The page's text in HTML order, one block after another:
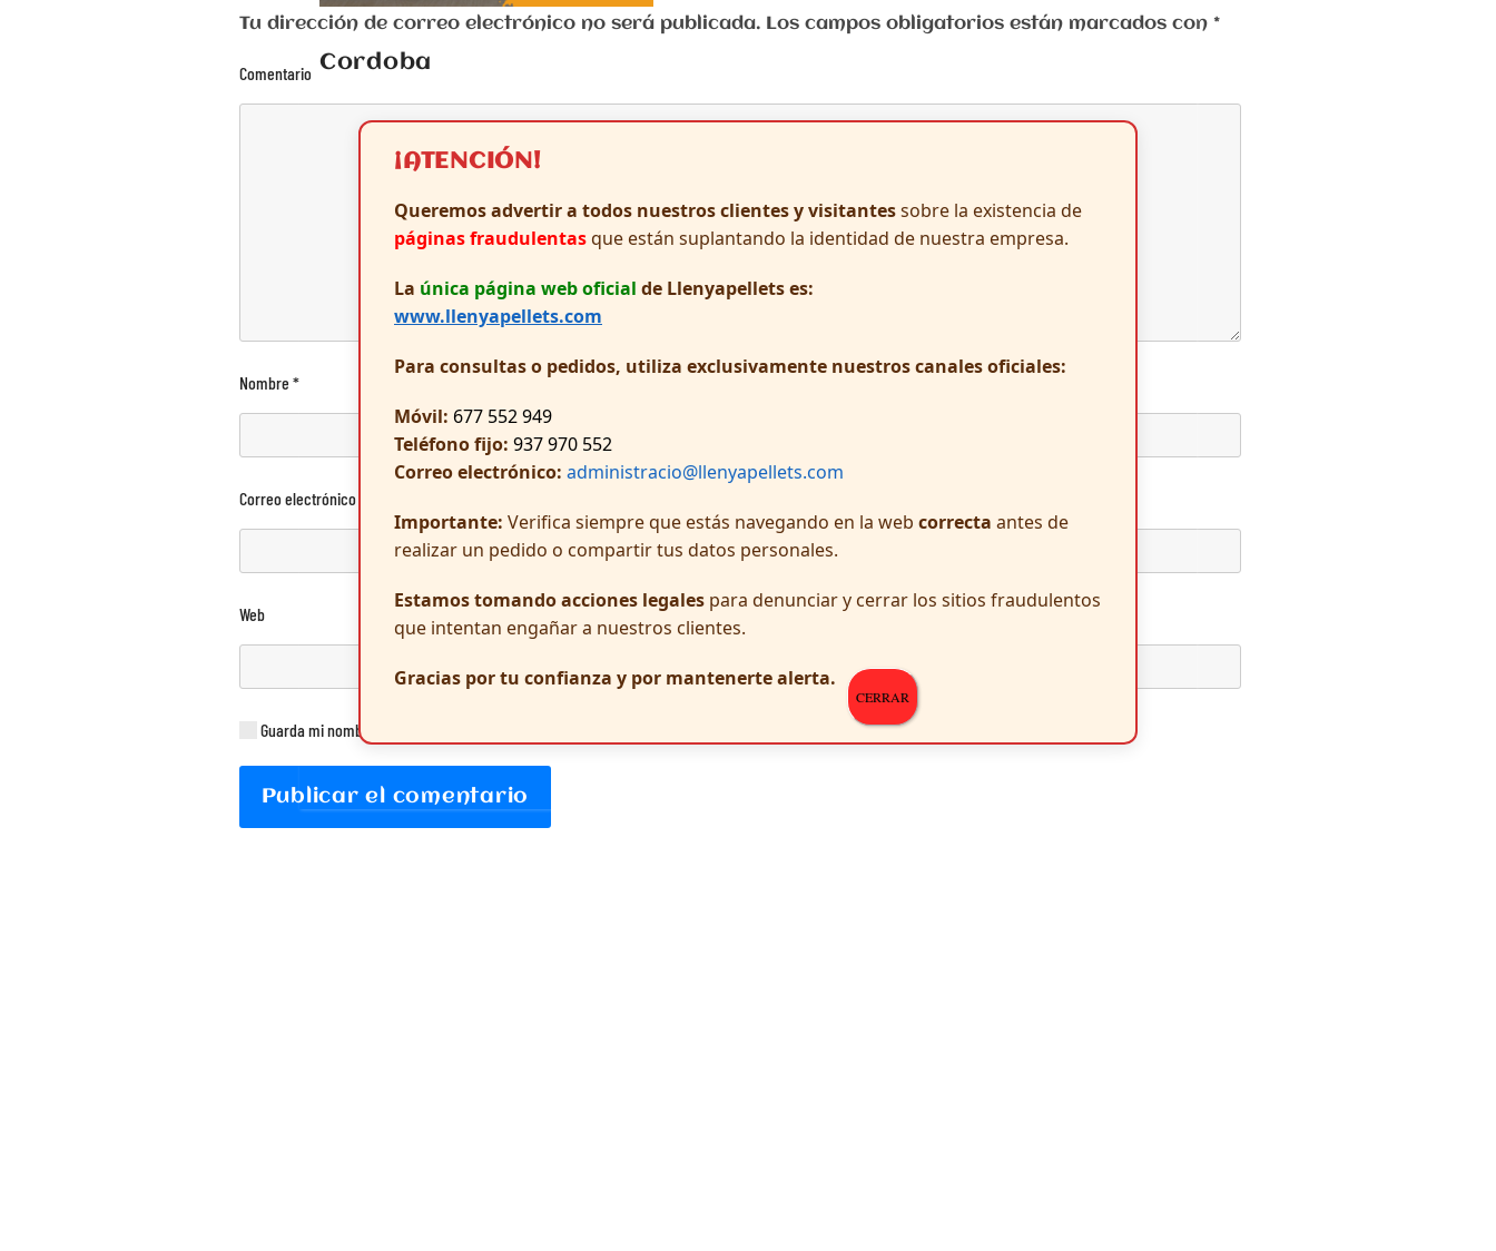
Tu dirección de correo electrónico no será publicada. Los campos obligatorios están marcados con *
Comentario
Nombre *
Correo electrónico
Web
Guarda mi nombre, correo electrónico y web en este navegador para la próxima vez que comente.
Publicar el comentario
Cordoba
¡ATENCIÓN!
Queremos advertir a todos nuestros clientes y visitantessobre la existencia de
páginas fraudulentasque están suplantando la identidad de nuestra empresa.
La única página web oficial de Llenyapellets es:
www.llenyapellets.com
Para consultas o pedidos, utiliza exclusivamente nuestros canales oficiales:
Móvil: 677 552 949
Teléfono fijo: 937 970 552
Correo electrónico: administracio@llenyapellets.com
Importante: Verifica siempre que estás navegando en la web correcta antes de
realizar un pedido o compartir tus datos personales.
Estamos tomando acciones legales para denunciar y cerrar los sitios fraudulentos
que intentan engañar a nuestros clientes.
Gracias por tu confianza y por mantenerte alerta.
CERRAR